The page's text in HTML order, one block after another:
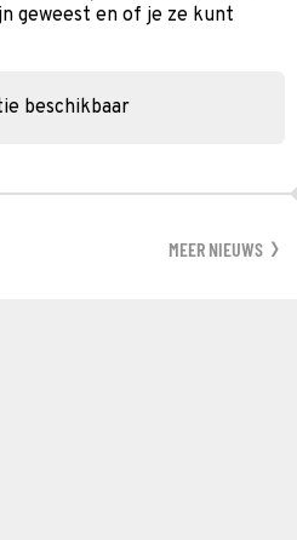
geweest en of je ze kunt
beschikbaar
MEER NIEUWS